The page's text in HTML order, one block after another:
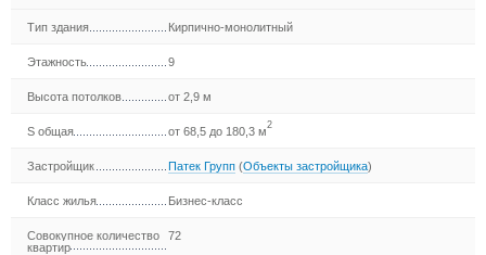
Тип здания Кирпично-монолитный
Этажность 9
Высота потолков от 2,9 м
S общая от 68,5 до 180,3 м2
Застройщик Патек Групп (Объекты застройщика)
Класс жилья Бизнес-класс
Совокупное количество
квартир
72